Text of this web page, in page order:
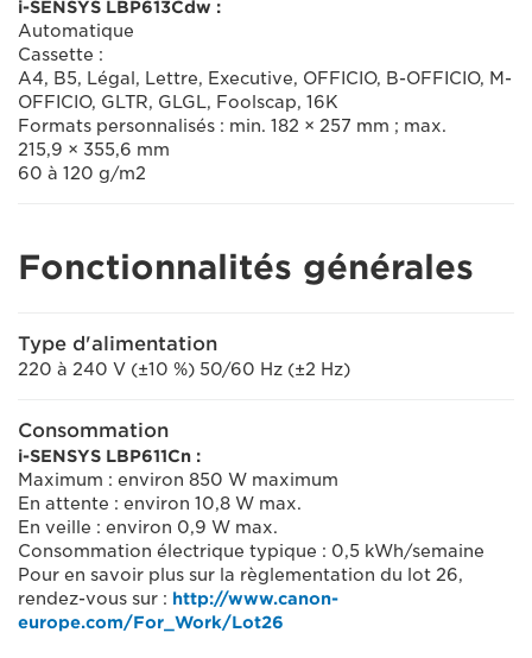
i-SENSYS LBP613Cdw :
Automatique
Cassette :
A4, B5, Légal, Lettre, Executive, OFFICIO, B-OFFICIO, M-
OFFICIO, GLTR, GLGL, Foolscap, 16K
Formats personnalisés : min. 182 × 257 mm ; max.
215,9 × 355,6 mm
60 à 120 g/m2
Fonctionnalités générales
Type d'alimentation
220 à 240 V (±10 %) 50/60 Hz (±2 Hz)
Consommation
i-SENSYS LBP611Cn :
Maximum : environ 850 W maximum
En attente : environ 10,8 W max.
En veille : environ 0,9 W max.
Consommation électrique typique : 0,5 kWh/semaine
Pour en savoir plus sur la règlementation du lot 26,
rendez-vous sur : http://www.canon-
europe.com/For_Work/Lot26